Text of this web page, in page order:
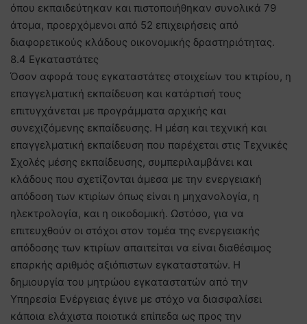
όπου εκπαιδεύτηκαν και πιστοποιήθηκαν συνολικά 79
άτομα, προερχόμενοι από 52 επιχειρήσεις από
διαφορετικούς κλάδους οικονομικής δραστηριότητας.
8.4 Εγκαταστάτες
Όσον αφορά τους εγκαταστάτες στοιχείων του κτιρίου, η
επαγγελματική εκπαίδευση και κατάρτισή τους
επιτυγχάνεται με προγράμματα αρχικής και
συνεχιζόμενης εκπαίδευσης. Η μέση και τεχνική και
επαγγελματική εκπαίδευση που παρέχεται στις Τεχνικές
Σχολές μέσης εκπαίδευσης, συμπεριλαμβάνει και
κλάδους που σχετίζονται άμεσα με την ενεργειακή
απόδοση των κτιρίων όπως είναι η μηχανολογία, η
ηλεκτρολογία, και η οικοδομική. Ωστόσο, για να
επιτευχθούν οι στόχοι στον τομέα της ενεργειακής
απόδοσης των κτιρίων απαιτείται να είναι διαθέσιμος
επαρκής αριθμός αξιόπιστων εγκαταστατών. Η
δημιουργία του μητρώου εγκαταστατών από την
Υπηρεσία Ενέργειας έγινε με στόχο να διασφαλίσει
κάποια ελάχιστα ποιοτικά επίπεδα ως προς την